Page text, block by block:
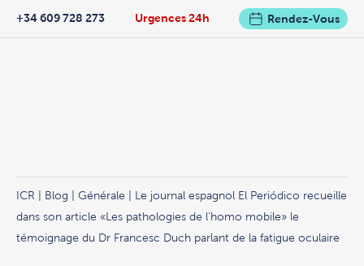
Urgences 24h
+34 609 728 273 Rendez-Vous
ICR Blog Générale | Le journal espagnol El Periódico recueille
dans son article «Les pathologies de l’homo mobile» le
témoignage du Dr Francesc Duch parlant de la fatigue oculaire